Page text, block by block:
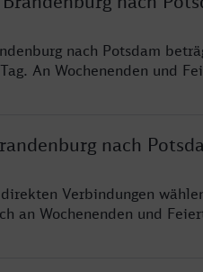
nach Potsdam
An Wochenenden und
nach
Verbindungen
an Wochenenden und